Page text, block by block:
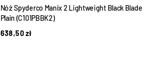
Nóż Spyderco Manix 2 Lightweight Black Blade
Plain (C101PBBK2)
638,50zł